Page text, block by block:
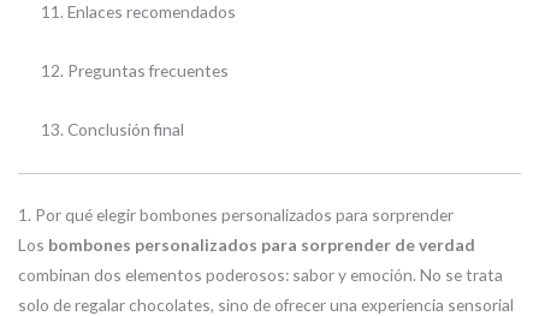
Enlaces recomendados
Preguntas frecuentes
Conclusión final
1. Por qué elegir bombones personalizados para sorprender
Los bombones personalizados para sorprender de verdad
combinan dos elementos poderosos: sabor y emoción. No se trata
solo de regalar chocolates, sino de ofrecer una experiencia sensorial